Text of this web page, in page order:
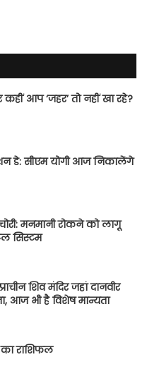
कहीं आप ‘जहर’ तो नहीं खा रहे?
डे: सीएम योगी आज निकालेंगे
मनमानी रोकने को लागू
सिस्टम
शिव मंदिर जहां दानवीर
आज भी है विशेष मान्यता
राशिफल